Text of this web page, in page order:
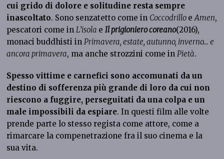
cui grido di dolore e solitudine resta sempre
inascoltato. Sono senzatetto come in Coccodrillo eAmen,
pescatori come in L’isola eIl prigioniero coreano(2016),
monaci buddhisti in Primavera, estate, autunno, inverno… e
ancora primavera, ma anche strozzini come in Pietà.
Spesso vittime e carnefici sono accomunati da un
destino di sofferenza più grande di loro da cui non
riescono a fuggire, perseguitati da una colpa e un
male impossibili da espiare. In questi film alle volte
prende parte lo stesso regista come attore, come a
rimarcare la compenetrazione fra il suo cinema e la
sua vita.